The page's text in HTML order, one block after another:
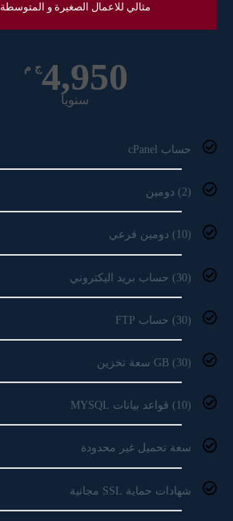
مثالي للاعمال الصغيرة و المتوسطة
ج م4,950
سنويا
حساب cPanel
(2) دومين
(10) دومين فرعي
(30) حساب بريد اليكتروني
(30) حساب FTP
(30) GB سعة تخزين
(10) قواعد بيانات MYSQL
سعة تحميل غير محدودة
شهادات حماية SSL مجانية